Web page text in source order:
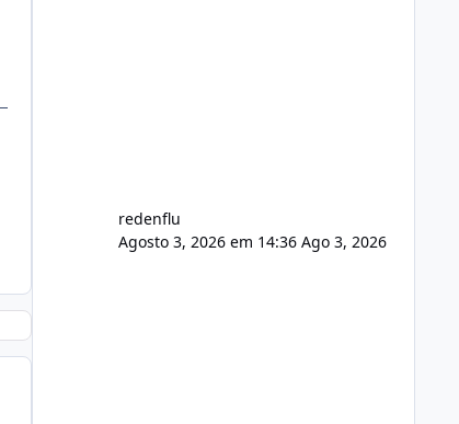
redenflu
Agosto 3, 2026 em 14:36 Ago 3, 2026